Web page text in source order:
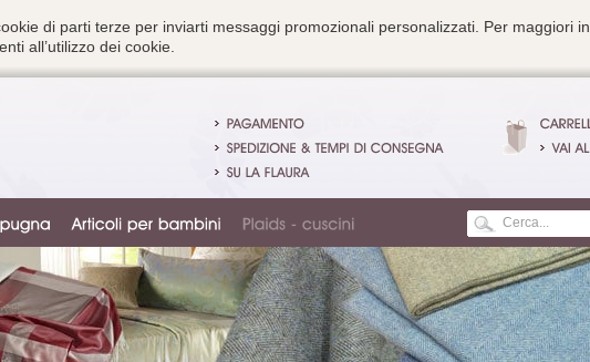
di parti terze per inviarti messaggi promozionali personalizzati. Per maggiori
all’utilizzo dei cookie.